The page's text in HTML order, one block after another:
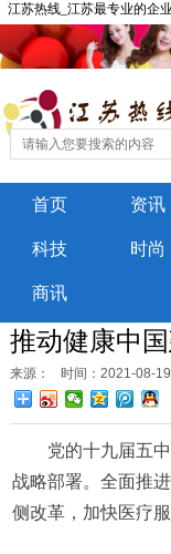
江苏热线_江苏最专业的企
首页 资讯
科技 时尚
商讯
推动健康中
来源： 时间：2021-08-
党的十九届五
战略部署。全面推
侧改革，加快医疗